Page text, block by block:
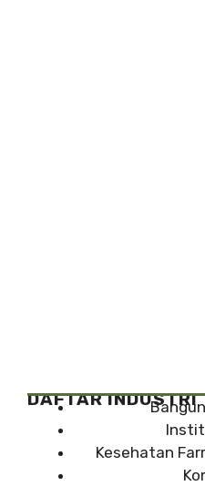
DAFTAR INDUSTRI
Kesehatan